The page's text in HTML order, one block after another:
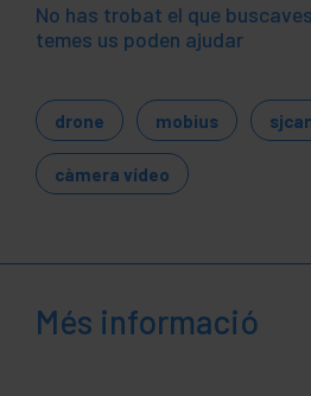
No has trobat el que
temes us poden ajudar
drone mobius
càmera vídeo
Més informació